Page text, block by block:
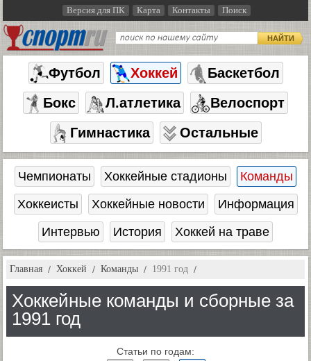
Версия для ПК Карта Контакты Поиск
НАЙТИ
Футбол Хоккей
Баскетбол
Бокс
Л.атлетика
Велоспорт
Гимнастика
Остальные
Чемпионаты Хоккейные стадионы
Команды
Хоккеисты
Хоккейные новости
Информация
Интервью
История Хоккей на траве
Главная Хоккей Команды 1991 год
Хоккейные команды и сборные за
1991 год
Статьи по годам: